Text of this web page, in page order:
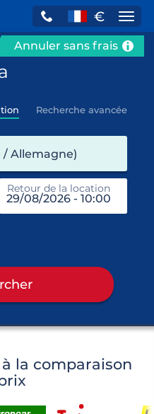
€
Annuler sans frais
Recherche avancée
/ Allemagne)
Retour de la location
la comparaison